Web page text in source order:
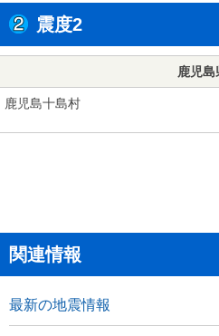
震度2
鹿児島
鹿児島十島村
関連情報
最新の地震情報